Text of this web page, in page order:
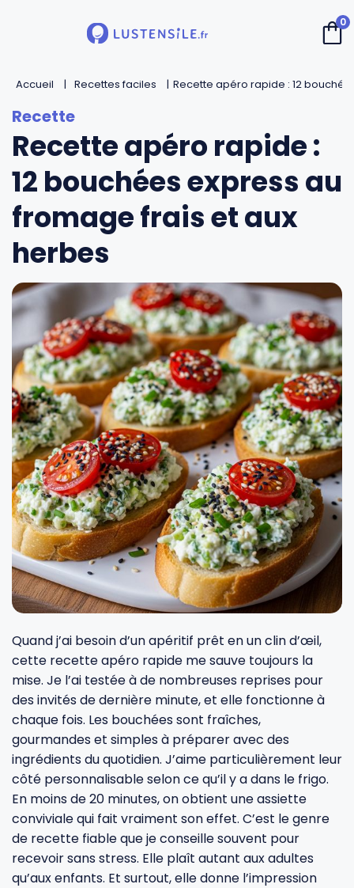
Retour
Cuillères
Spatules
Fouets
Louches
Fourches et fourchettes
Écumoires
Baguettes
Pilons
Presse-agrumes
Pinceaux
Râteaux
Rouleaux
Gourdes
Glaçons
Tires-bouchons
Retour
Couteaux de chef
Couteaux d’office
Couteaux Santoku
Couteaux dentés
Couteaux à fromage
Couteaux à huîtres
Couteaux à pain
Couteaux filet de sole
Couteaux tranchelard
Éplucheurs et zesteurs
Évideurs
Couteaux de poche
Couteaux tartineurs
Aiguiseurs
Planches à découper
Retour
Casseroles
Faitouts et cocottes
Poêles
Woks
Plats et plaques
Moules
Cercles à tarte
Couvercles
Manches et poignées
Retour
André Verdier
Mirontaine
Roger Orfèvre
Jean Dubost
Nogent
Opinel
De Buyer
Cristel
Tefal
SIF Unis
Pyrex
0
Accueil Recettes faciles Recette apéro rapide : 12
Recette apéro rapide :
12 bouchées express au
fromage frais et aux
herbes
Quand j’ai besoin d’un apéritif prêt en un clin d’œil,
cette recette apéro rapide me sauve toujours la
mise. Je l’ai testée à de nombreuses reprises pour
des invités de dernière minute, et elle fonctionne à
chaque fois. Les bouchées sont fraîches,
gourmandes et simples à préparer avec des
ingrédients du quotidien. J’aime particulièrement leur
côté personnalisable selon ce qu’il y a dans le frigo.
En moins de 20 minutes, on obtient une assiette
conviviale qui fait vraiment son effet. C’est le genre
de recette fiable que je conseille souvent pour
recevoir sans stress. Elle plaît autant aux adultes
qu’aux enfants. Et surtout, elle donne l’impression